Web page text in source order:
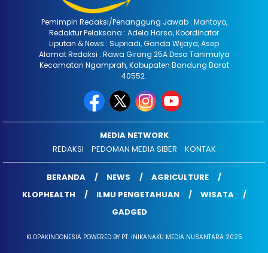
Pemimpin Redaksi/Penanggung Jawab : Mantoyo,
Redaktur Pelaksana : Adela Harsa, Koordinator
Liputan & News : Supriadi, Ganda Wijaya, Asep
Alamat Redaksi : Rawa Girang 25A Desa Tanimulya
Kecamatan Ngamprah, Kabupaten Bandung Barat
40552.
MEDIA NETWORK
REDAKSI
PEDOMAN MEDIA SIBER KONTAK
BERANDA NEWS
AGRICULTURE
KLOPHEALTH
ILMU PENGETAHUAN
WISATA
GADGED
KLOPAKINDONESIA POWERED BY PT. INIKANAKU MEDIA NUSANTARA 2025